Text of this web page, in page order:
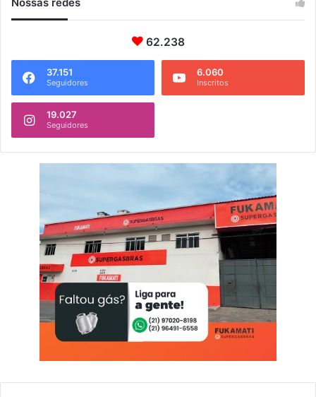
Nossas redes
62.238
37.151
Seguidores
6.060
Inscritos
19.027
Seguidores